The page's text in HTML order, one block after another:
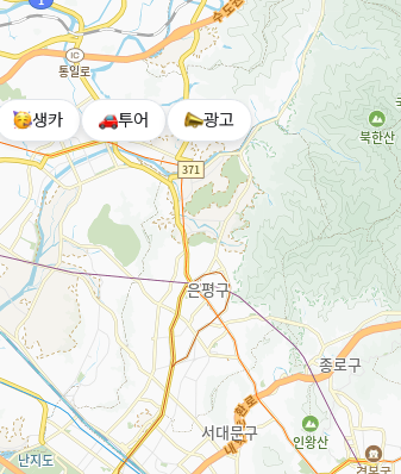
생카 투어 광고